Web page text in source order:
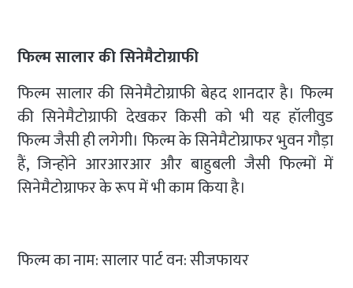
फिल्म सालार की सिनेमैटोग्राफी
फिल्म सालार की सिनेमैटोग्राफी बेहद शानदार है। फिल्म
की सिनेमैटोग्राफी देखकर किसी को भी यह हॉलीवुड
फिल्म जैसी ही लगेगी। फिल्म के सिनेमैटोग्राफर भुवन गौड़ा
हैं, जिन्होंने आरआरआर और बाहुबली जैसी फिल्मों में
सिनेमैटोग्राफर के रूप में भी काम किया है।
फिल्म का नाम: सालार पार्ट वन: सीजफायर